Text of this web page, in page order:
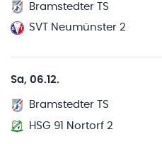
Bramstedter TS
SVT Neumünster 2
Sa, 06.12.
Bramstedter TS
HSG 91 Nortorf 2